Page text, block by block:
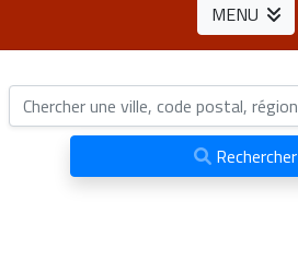
MENU
Rechercher